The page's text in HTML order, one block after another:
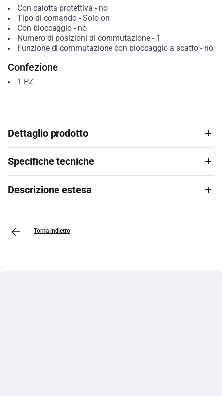
Con calotta protettiva - no
Tipo di comando- Solo on
Con bloccaggio- no
Numero di posizioni di commutazione- 1
Funzione di commutazione con bloccaggio a scatto- no
Confezione
1 PZ
Dettaglio prodotto
Specifiche tecniche
Descrizione estesa
Torna indietro